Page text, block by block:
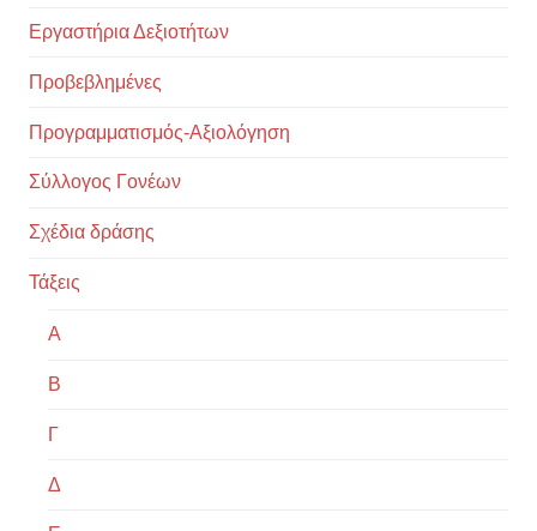
Εργαστήρια Δεξιοτήτων
Προβεβλημένες
Προγραμματισμός-Αξιολόγηση
Σύλλογος Γονέων
Σχέδια δράσης
Τάξεις
Α
Β
Γ
Δ